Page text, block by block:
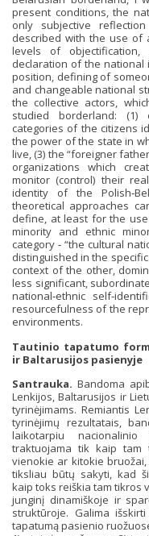
present conditions, the
only subjective
described with the use
levels of
declaration of the
position, defining of
and changeable national
the collective actors,
studied borderland: (1)
categories of the citizens
the power of the state in
live, (3) the “foreigner
organizations which
monitor (control) their
identity of the
theoretical approaches
define, at least for the
minority and ethnic
category ‐ “the cultural
distinguished in the
context of the other,
less significant,
national‐ethnic
resourcefulness of the
environments.
Tautinio tapatumo
ir Baltarusijos pasienyje
Santrauka.Bandoma
Lenkijos, Baltarusijos ir
tyrinėjimams. Remiantis
tyrinėjimų rezultatais,
laikotarpiu
traktuojama tik kaip tam
vienokie ar kitokie
tiksliau būtų sakyti, kad
kaip toks reiškia tam tikros
junginį dinamiškoje ir
struktūroje. Galima
tapatumą pasienio